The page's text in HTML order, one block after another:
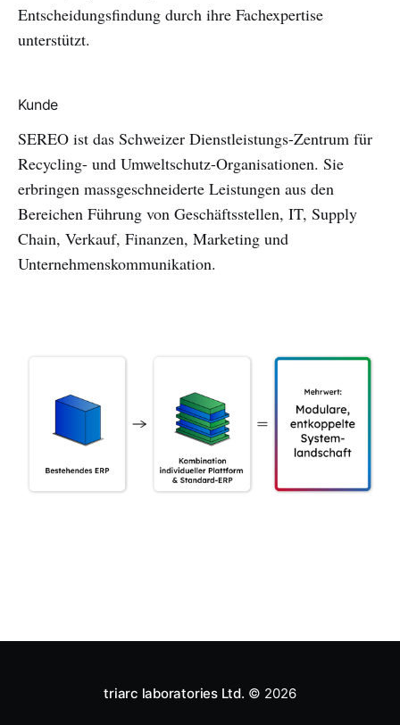
Entscheidungsfindung durch ihre Fachexpertise
unterstützt.
Kunde
SEREO ist das Schweizer Dienstleistungs-Zentrum für
Recycling- und Umweltschutz-Organisationen. Sie
erbringen massgeschneiderte Leistungen aus den
Bereichen Führung von Geschäftsstellen, IT, Supply
Chain, Verkauf, Finanzen, Marketing und
Unternehmenskommunikation.
triarc laboratories Ltd. © 2026